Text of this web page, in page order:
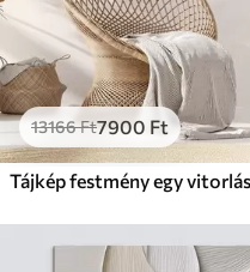
13166Ft7900 Ft